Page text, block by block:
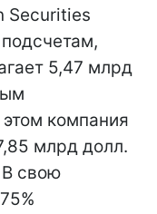
Securities
5,47 млрд
компания
млрд долл.
свою